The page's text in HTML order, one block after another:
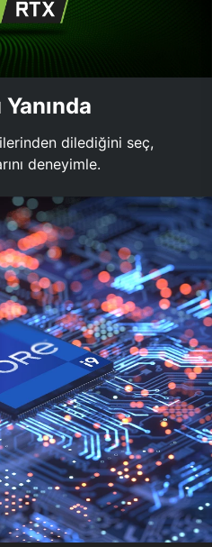
dilediğini seç,
deneyimle.